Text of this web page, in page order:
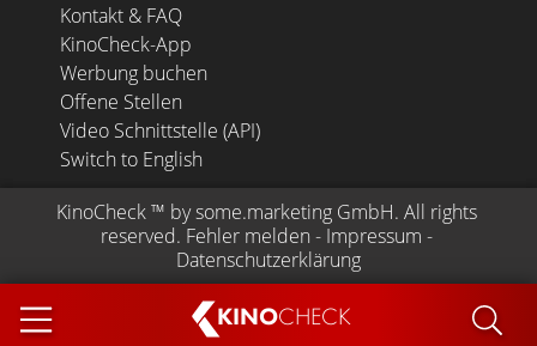
KINOCHECK
Kontakt & FAQ
KinoCheck-App
Werbung buchen
Offene Stellen
Video Schnittstelle (API)
Switch to English
KinoCheck ™ by some.marketing GmbH. All rights
reserved. Fehler melden - Impressum -
Datenschutzerklärung